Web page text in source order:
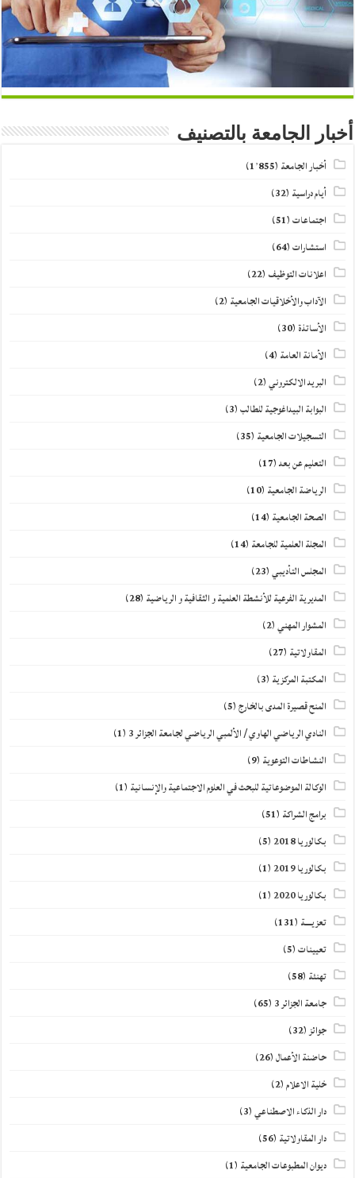
أخبار الجامعة بالتصنيف
أخبار الجامعة (1٬855)
أيام دراسية (32)
اجتماعات(51)
استشارات(64)
اعلانات التوظيف (22)
الآداب والأخلاقيات الجامعية (2)
الأساتذة(30)
الأمانة العامة (4)
البريد الالكتروني(2)
البوابة البيداغوجية للطالب(3)
التسجيلات الجامعية (35)
التعليم عن بعد(17)
الرياضة الجامعية (10)
الصحة الجامعية (14)
المجلة العلمية للجامعة (14)
المجلس التأديبي(23)
المديرية الفرعية للأنشطة العلمية و الثقافية و الرياضية (28)
المشوار المهني(2)
المقاولاتية (27)
المكتبة المركزية (3)
المنح قصيرة المدى بالخارج(5)
النادي الرياضي الهاوي / الألمبي الرياضي لجامعة الجزائر 3 (1)
النشاطات التوعوية (9)
الوكالة الموضوعاتية للبحث في العلوم الاجتماعية والإنسانية (1)
برامج الشراكة (51)
بكالوريا 2018
(5)
بكالوريا 2019
(1)
بكالوريا 2020
(1)
تعزيــــة (131)
تعيينات(5)
تهنئة (58)
جامعة الجزائر 3 (65)
جوائز(32)
حاضنة الأعمال(26)
خلية الاعلام(2)
دار الذكاء الاصطناعي(3)
دار المقاولاتية (56)
ديوان المطبوعات الجامعية (1)